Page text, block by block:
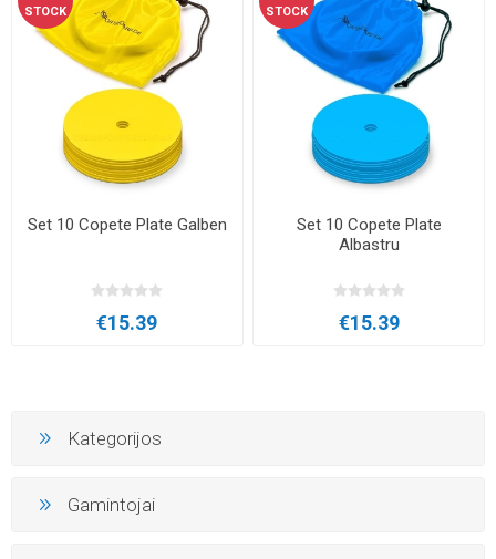
STOCK
Set 10 Copete Plate Galben
€15.39
STOCK
Set 10 Copete Plate
Albastru
€15.39
Kategorijos
Gamintojai